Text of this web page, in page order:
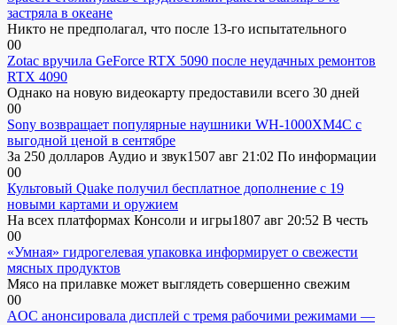
застряла в океане
Никто не предполагал, что после 13-го испытательного
00
Zotac вручила GeForce RTX 5090 после неудачных ремонтов
RTX 4090
Однако на новую видеокарту предоставили всего 30 дней
00
Sony возвращает популярные наушники WH-1000XM4C с
выгодной ценой в сентябре
За 250 долларов Аудио и звук1507 авг 21:02 По информации
00
Культовый Quake получил бесплатное дополнение с 19
новыми картами и оружием
На всех платформах Консоли и игры1807 авг 20:52 В честь
00
«Умная» гидрогелевая упаковка информирует о свежести
мясных продуктов
Мясо на прилавке может выглядеть совершенно свежим
00
AOC анонсировала дисплей с тремя рабочими режимами —